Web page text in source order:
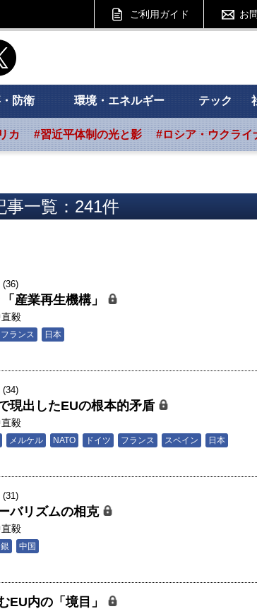
ご利用ガイド お
フォーサイト
防衛 環境・エネルギー テック
カ #習近平体制の光と影 #ロシア・ウクライ
事一覧：241件
(36)
産業再生機構」
直毅
フランス 日本
(34)
現出したEUの根本的矛盾
直毅
メルケル NATO ドイツ フランス スペイン 日本
(31)
バリズムの相克
直毅
中国
EU内の「境目」